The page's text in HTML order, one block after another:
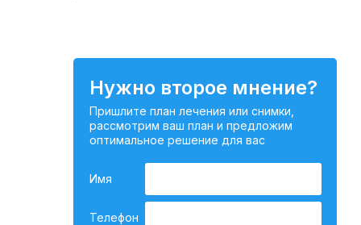
Нужно второе мнение?
Пришлите план лечения или снимки,
рассмотрим ваш план и предложим
оптимальное решение для вас
Имя
Телефон